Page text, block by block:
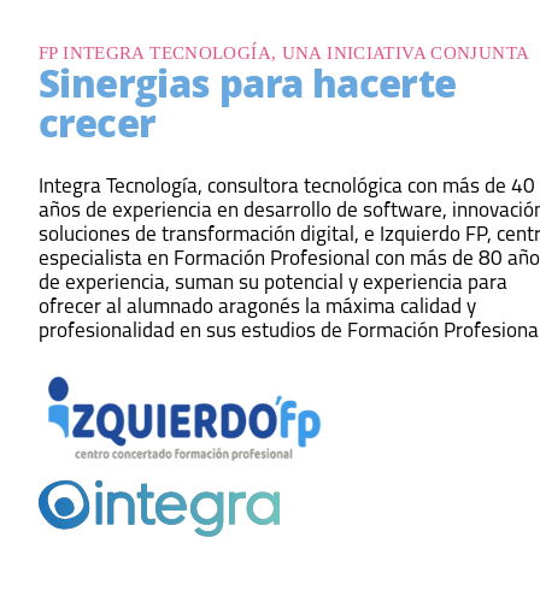
FP INTEGRA TECNOLOGÍA, UNA INICIATIVA CONJUNTA
Sinergias para hacerte
crecer
Integra Tecnología, consultora tecnológica con más de 40
años de experiencia en desarrollo de software,
soluciones de transformación digital, e Izquierdo FP,
especialista en Formación Profesional con más de 80
de experiencia, suman su potencial y experiencia para
ofrecer al alumnado aragonés la máxima calidad y
profesionalidad en sus estudios de Formación